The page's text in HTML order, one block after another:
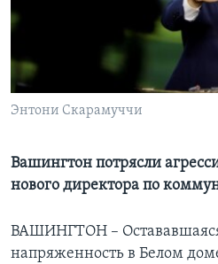
СОЦИАЛЬНЫЕ СЕТИ
Языки
Энтони Скарамуччи
Вашингтон потрясли
нового директора по
ВАШИНГТОН –
напряженность в Белом